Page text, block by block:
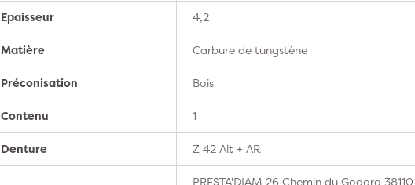
Epaisseur 4,2
Matière Carbure de tungstène
Préconisation Bois
Contenu 1
Denture Z 42 Alt + AR
PRESTA'DIAM 26 Chemin du Godard